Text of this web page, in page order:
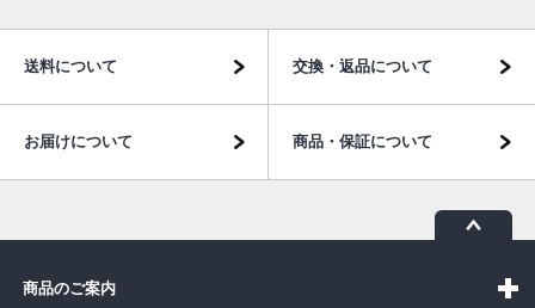
送料について 交換・返品について
お届けについて 商品・保証について
商品のご案内